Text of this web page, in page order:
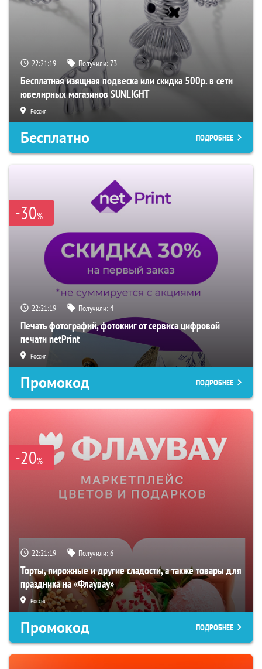
22:21:19 Получили:73
Бесплатная изящная подвеска или скидка 500р. в сети
ювелирных магазинов SUNLIGHT
Россия
Бесплатно ПОДРОБНЕЕ
-30%
22:21:19 Получили:4
Печать фотографий, фотокниг от сервиса цифровой
печати netPrint
Россия
Промокод ПОДРОБНЕЕ
-20%
22:21:19 Получили:6
Торты, пирожные и другие сладости, а также товары для
праздника на «Флаувау»
Россия
Промокод ПОДРОБНЕЕ